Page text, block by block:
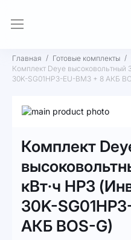
Главная
Готовые комплекты
Комплект Deye высоковольтный
30K-SG01HP3-EU-BM3 + 8 АКБ
Пропустить
к
изображений
началу
изображений
Комплект
кВт·ч HP3
30K-
АКБ BOS-G)